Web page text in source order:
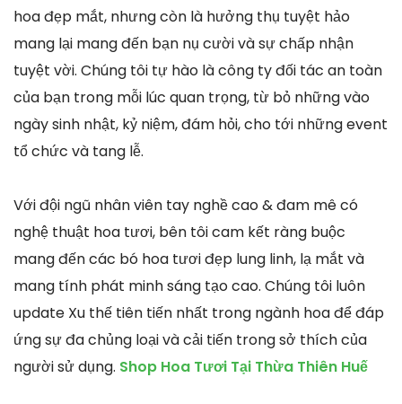
hoa đẹp mắt, nhưng còn là hưởng thụ tuyệt hảo
mang lại mang đến bạn nụ cười và sự chấp nhận
tuyệt vời. Chúng tôi tự hào là công ty đối tác an toàn
của bạn trong mỗi lúc quan trọng, từ bỏ những vào
ngày sinh nhật, kỷ niệm, đám hỏi, cho tới những event
tổ chức và tang lễ.
Với đội ngũ nhân viên tay nghề cao & đam mê có
nghệ thuật hoa tươi, bên tôi cam kết ràng buộc
mang đến các bó hoa tươi đẹp lung linh, lạ mắt và
mang tính phát minh sáng tạo cao. Chúng tôi luôn
update Xu thế tiên tiến nhất trong ngành hoa để đáp
ứng sự đa chủng loại và cải tiến trong sở thích của
người sử dụng. Shop Hoa Tươi Tại Thừa Thiên Huế